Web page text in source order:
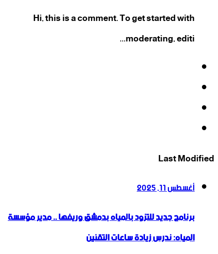
Hi, this is a comment. To get started with
moderating, editi...
Last Modified
أغسطس 11, 2025
برنامج جديد للتزود بالمياه بدمشق وريفها .. مدير مؤسسة
المياه: ندرس زيادة ساعات التقنين